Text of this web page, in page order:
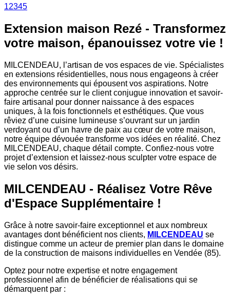
12345
Extension maison Rezé - Transformez
votre maison, épanouissez votre vie !
MILCENDEAU, l’artisan de vos espaces de vie. Spécialistes
en extensions résidentielles, nous nous engageons à créer
des environnements qui épousent vos aspirations. Notre
approche centrée sur le client conjugue innovation et savoir-
faire artisanal pour donner naissance à des espaces
uniques, à la fois fonctionnels et esthétiques. Que vous
rêviez d’une cuisine lumineuse s’ouvrant sur un jardin
verdoyant ou d’un havre de paix au cœur de votre maison,
notre équipe dévouée transforme vos idées en réalité. Chez
MILCENDEAU, chaque détail compte. Confiez-nous votre
projet d’extension et laissez-nous sculpter votre espace de
vie selon vos désirs.
MILCENDEAU - Réalisez Votre Rêve
d'Espace Supplémentaire !
Grâce à notre savoir-faire exceptionnel et aux nombreux
avantages dont bénéficient nos clients, MILCENDEAU se
distingue comme un acteur de premier plan dans le domaine
de la construction de maisons individuelles en Vendée (85).
Optez pour notre expertise et notre engagement
professionnel afin de bénéficier de réalisations qui se
démarquent par :